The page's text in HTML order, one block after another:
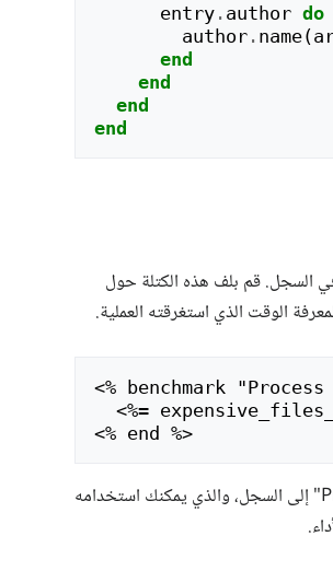
entry. author do
author. name(
end
end
end
end
السجل. قم بلف هذه الكتلة حول
الوقت الذي استغرقته العملية.
<% benchmark
<
<
% end %>
هذا من شأنه أن يضيف شيئًا مثل "Process data files (0.34523)‎" إلى السجل، والذي يمكنك استخدامه